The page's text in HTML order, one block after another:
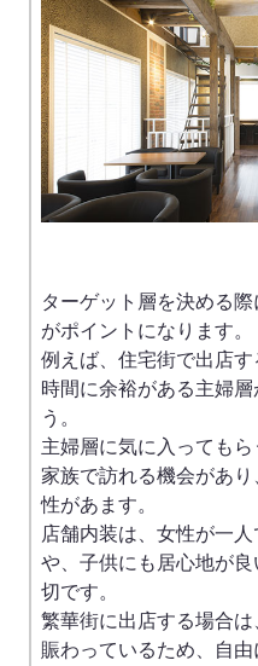
ターゲット層を決める
がポイントになります。
例えば、住宅街で出店
時間に余裕がある主婦
う。
主婦層に気に入っても
家族で訪れる機会があ
性があます。
店舗内装は、女性が一
や、子供にも居心地が
切です。
繁華街に出店する場合
賑わっているため、自